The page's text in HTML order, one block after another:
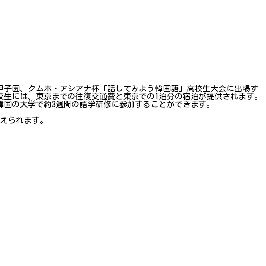
園、クムホ・アシアナ杯「話してみよう韓国語」高校生大会に出場す
には、東京までの往復交通費と東京での1泊分の宿泊が提供されます。
の大学で約3週間の語学研修に参加することができます。
られます。